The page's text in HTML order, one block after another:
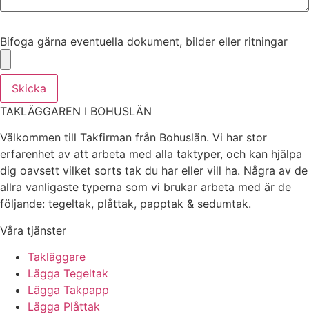
Bifoga gärna eventuella dokument, bilder eller ritningar
Skicka
TAKLÄGGAREN I BOHUSLÄN
Välkommen till Takfirman från Bohuslän. Vi har stor
erfarenhet av att arbeta med alla taktyper, och kan hjälpa
dig oavsett vilket sorts tak du har eller vill ha. Några av de
allra vanligaste typerna som vi brukar arbeta med är de
följande: tegeltak, plåttak, papptak & sedumtak.
Våra tjänster
Takläggare
Lägga Tegeltak
Lägga Takpapp
Lägga Plåttak